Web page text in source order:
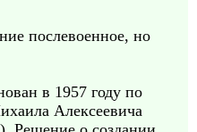
послевоенное, но
в 1957 году по
Алексеевича